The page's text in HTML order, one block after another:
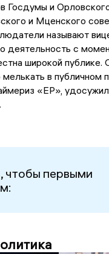
Госдумы и
и Мценского
называют
деятельность с
широкой
в публичном
«ЕР»,
чтобы первыми